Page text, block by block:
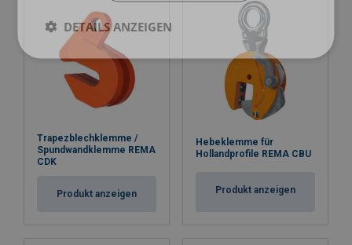
Trapezblechklemme /
Spundwandklemme REMA
CDK
Produkt anzeigen
Hebeklemme für
Hollandprofile REMA CBU
Produkt anzeigen
DETAILS ANZEIGEN